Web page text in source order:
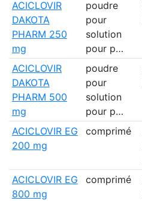
ACICLOVIR
DAKOTA
PHARM 250
mg
poudre
pour
solution
pour p…
ACICLOVIR
DAKOTA
PHARM 500
mg
poudre
pour
solution
pour p…
ACICLOVIR EG
200 mg
comprimé
ACICLOVIR EG
800 mg
comprimé